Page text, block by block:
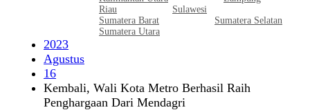
Riau
Sulawesi
Sumatera Barat
Sumatera Selatan
Sumatera Utara
2023
Agustus
16
Kembali, Wali Kota Metro Berhasil Raih
Penghargaan Dari Mendagri